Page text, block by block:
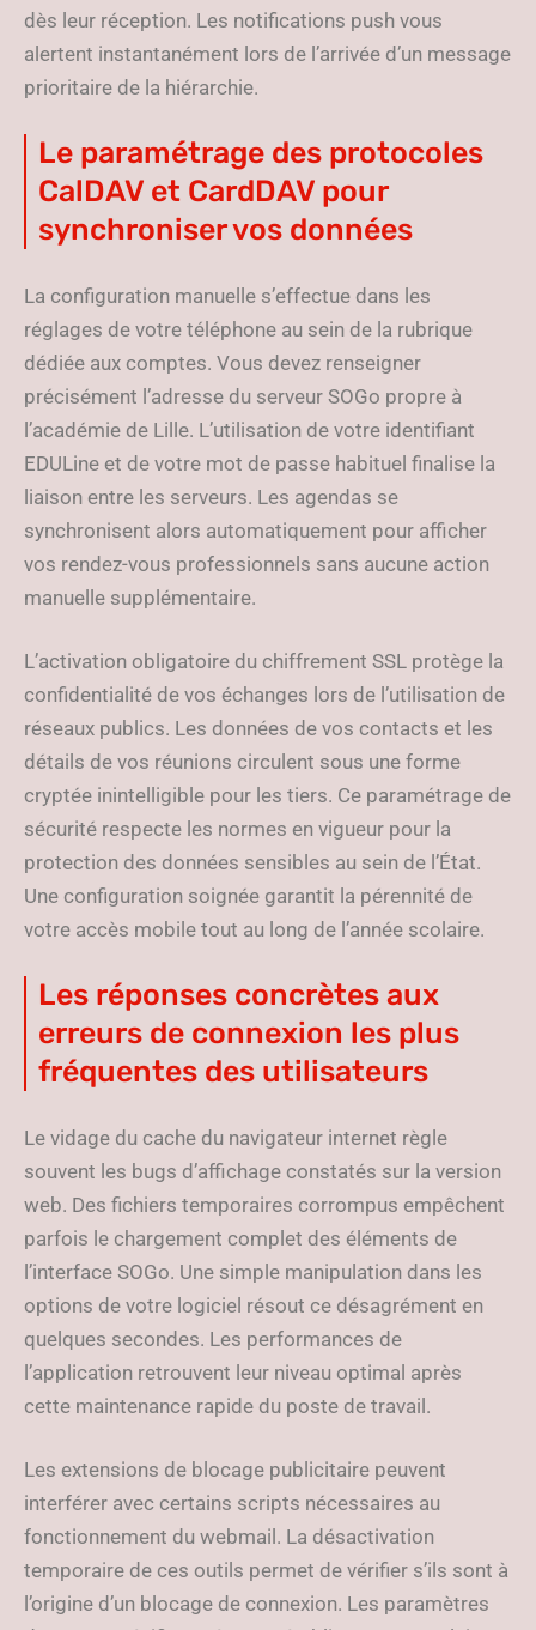
dès leur réception. Les notifications push vous
alertent instantanément lors de l’arrivée d’un message
prioritaire de la hiérarchie.
Le paramétrage des protocoles
CalDAV et CardDAV pour
synchroniser vos données
La configuration manuelle s’effectue dans les
réglages de votre téléphone au sein de la rubrique
dédiée aux comptes. Vous devez renseigner
précisément l’adresse du serveur SOGo propre à
l’académie de Lille. L’utilisation de votre identifiant
EDULine et de votre mot de passe habituel finalise la
liaison entre les serveurs. Les agendas se
synchronisent alors automatiquement pour afficher
vos rendez-vous professionnels sans aucune action
manuelle supplémentaire.
L’activation obligatoire du chiffrement SSL protège la
confidentialité de vos échanges lors de l’utilisation de
réseaux publics. Les données de vos contacts et les
détails de vos réunions circulent sous une forme
cryptée inintelligible pour les tiers. Ce paramétrage de
sécurité respecte les normes en vigueur pour la
protection des données sensibles au sein de l’État.
Une configuration soignée garantit la pérennité de
votre accès mobile tout au long de l’année scolaire.
Les réponses concrètes aux
erreurs de connexion les plus
fréquentes des utilisateurs
Le vidage du cache du navigateur internet règle
souvent les bugs d’affichage constatés sur la version
web. Des fichiers temporaires corrompus empêchent
parfois le chargement complet des éléments de
l’interface SOGo. Une simple manipulation dans les
options de votre logiciel résout ce désagrément en
quelques secondes. Les performances de
l’application retrouvent leur niveau optimal après
cette maintenance rapide du poste de travail.
Les extensions de blocage publicitaire peuvent
interférer avec certains scripts nécessaires au
fonctionnement du webmail. La désactivation
temporaire de ces outils permet de vérifier s’ils sont à
l’origine d’un blocage de connexion. Les paramètres